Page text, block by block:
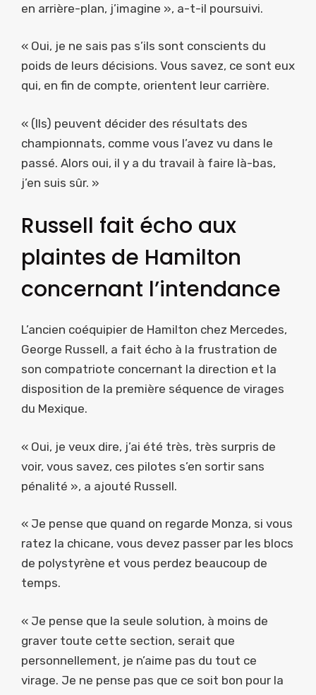
en arrière-plan, j’imagine », a-t-il poursuivi.
« Oui, je ne sais pas s’ils sont conscients du
poids de leurs décisions. Vous savez, ce sont eux
qui, en fin de compte, orientent leur carrière.
« (Ils) peuvent décider des résultats des
championnats, comme vous l’avez vu dans le
passé. Alors oui, il y a du travail à faire là-bas,
j’en suis sûr. »
Russell fait écho aux
plaintes de Hamilton
concernant l’intendance
L’ancien coéquipier de Hamilton chez Mercedes,
George Russell, a fait écho à la frustration de
son compatriote concernant la direction et la
disposition de la première séquence de virages
du Mexique.
« Oui, je veux dire, j’ai été très, très surpris de
voir, vous savez, ces pilotes s’en sortir sans
pénalité », a ajouté Russell.
« Je pense que quand on regarde Monza, si vous
ratez la chicane, vous devez passer par les blocs
de polystyrène et vous perdez beaucoup de
temps.
« Je pense que la seule solution, à moins de
graver toute cette section, serait que
personnellement, je n’aime pas du tout ce
virage. Je ne pense pas que ce soit bon pour la